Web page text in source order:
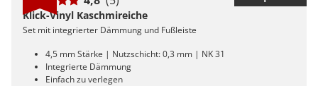
Klick-Vinyl Kaschmireiche
Set mit integrierter Dämmung und Fußleiste
4,5 mm Stärke | Nutzschicht: 0,3 mm | NK 31
Integrierte Dämmung
Einfach zu verlegen